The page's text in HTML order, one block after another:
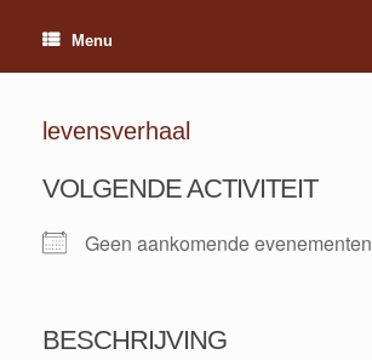
Menu
levensverhaal
VOLGENDE ACTIVITEIT
Geen aankomende evenementen
BESCHRIJVING